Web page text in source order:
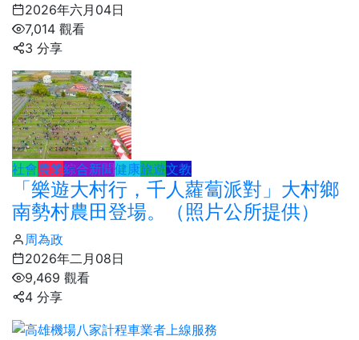
2026年六月04日
7,014 觀看
3 分享
社會農業綜合新聞健康旅遊文教
「樂遊大村行，千人蘿蔔派對」大村鄉
南勢村農田登場。（照片公所提供）
周為政
2026年二月08日
9,469 觀看
4 分享